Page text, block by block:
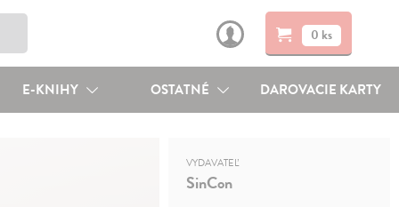
0 ks
E-KNIHY OSTATNÉ DAROVACIE KARTY
VYDAVATEĽ
SinCon